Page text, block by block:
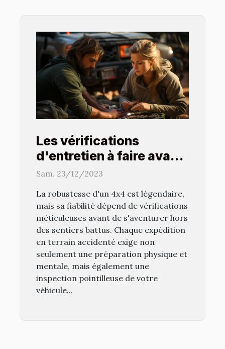
Les vérifications
d'entretien à faire avant
chaque voyage en 4x4
Sam. 23/12/2023
La robustesse d'un 4x4 est légendaire,
mais sa fiabilité dépend de vérifications
méticuleuses avant de s'aventurer hors
des sentiers battus. Chaque expédition
en terrain accidenté exige non
seulement une préparation physique et
mentale, mais également une
inspection pointilleuse de votre
véhicule...